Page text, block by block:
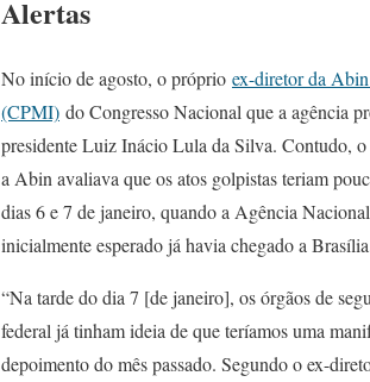
Alertas
No início de agosto, o próprio ex-diretor da
(CPMI) do Congresso Nacional que a agência
presidente Luiz Inácio Lula da Silva. Contudo,
a Abin avaliava que os atos golpistas teriam
dias 6 e 7 de janeiro, quando a Agência
inicialmente esperado já havia chegado a
“Na tarde do dia 7 [de janeiro], os órgãos de
federal já tinham ideia de que teríamos uma
depoimento do mês passado. Segundo o ex-